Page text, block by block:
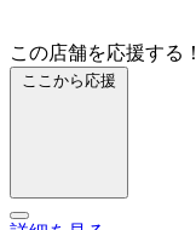
この店舗を応援する！
ここから応援